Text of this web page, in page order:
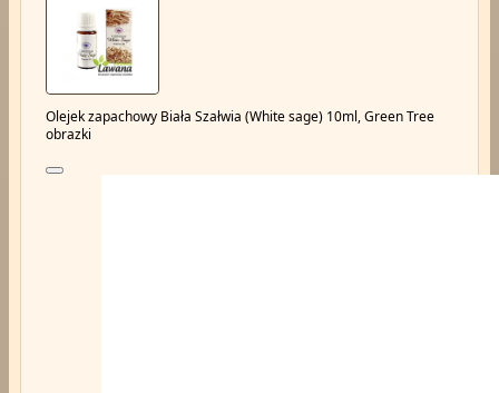
Olejek zapachowy Biała Szałwia (White sage) 10ml, Green Tree
obrazki